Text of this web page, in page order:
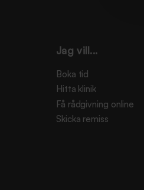
Jag vill...
Boka tid
Hitta klinik
Få rådgivning online
Skicka remiss